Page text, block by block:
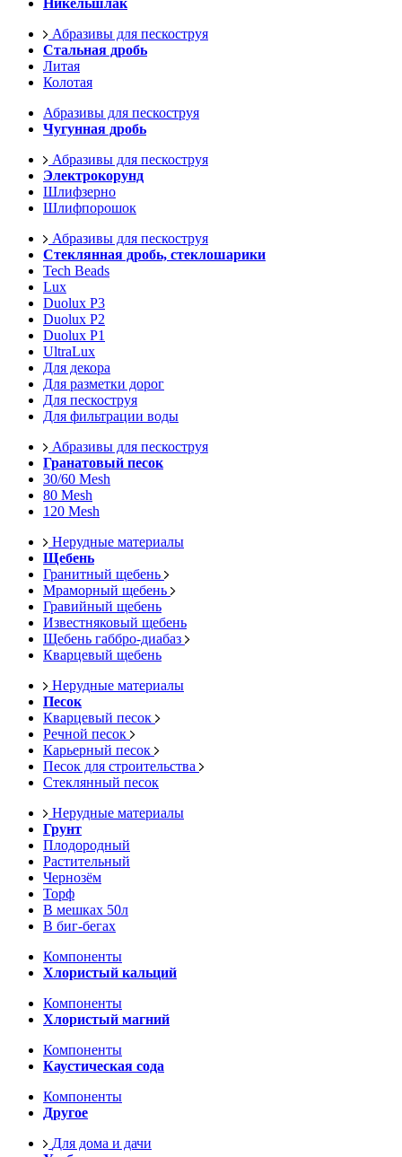
Никельшлак
Абразивы для пескоструя
Стальная дробь
Литая
Колотая
Абразивы для пескоструя
Чугунная дробь
Абразивы для пескоструя
Электрокорунд
Шлифзерно
Шлифпорошок
Абразивы для пескоструя
Стеклянная дробь, стеклошарики
Tech Beads
Lux
Duolux P3
Duolux P2
Duolux P1
UltraLux
Для декора
Для разметки дорог
Для пескоструя
Для фильтрации воды
Абразивы для пескоструя
Гранатовый песок
30/60 Mesh
80 Mesh
120 Mesh
Нерудные материалы
Щебень
Гранитный щебень
Мраморный щебень
Гравийный щебень
Известняковый щебень
Щебень габбро-диабаз
Кварцевый щебень
Нерудные материалы
Песок
Кварцевый песок
Речной песок
Карьерный песок
Песок для строительства
Стеклянный песок
Нерудные материалы
Грунт
Плодородный
Растительный
Чернозём
Торф
В мешках 50л
В биг-бегах
Компоненты
Хлористый кальций
Компоненты
Хлористый магний
Компоненты
Каустическая сода
Компоненты
Другое
Для дома и дачи